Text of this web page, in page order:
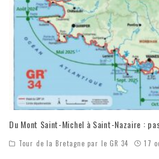
Du Mont Saint-Michel à Saint-Nazaire :
Tour de la Bretagne par le GR 34 17